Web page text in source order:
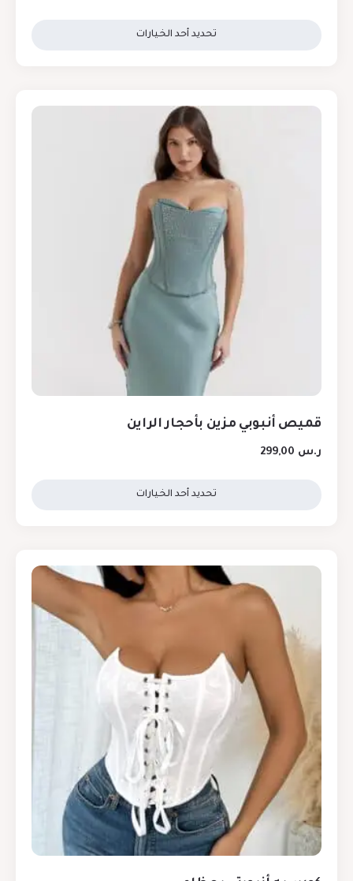
تحديد أحد الخيارات
قميص أنبوبي مزين بأحجار الراين
ر.س
تحديد أحد الخيارات